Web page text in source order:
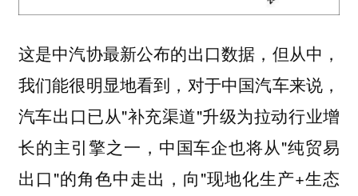
这是中汽协最新公布的出口数据，但从中，
我们能很明显地看到，对于中国汽车来说，
汽车出口已从"补充渠道"升级为拉动行业增
长的主引擎之一，中国车企也将从"纯贸易
出口"的角色中走出，向"现地化生产+生态